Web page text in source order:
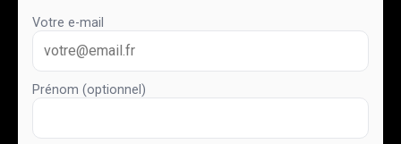
Votre e-mail
Prénom (optionnel)